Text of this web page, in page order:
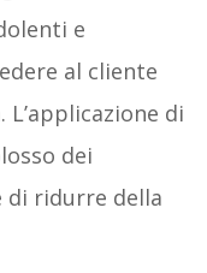
e
al cliente
di
dei
ridurre della